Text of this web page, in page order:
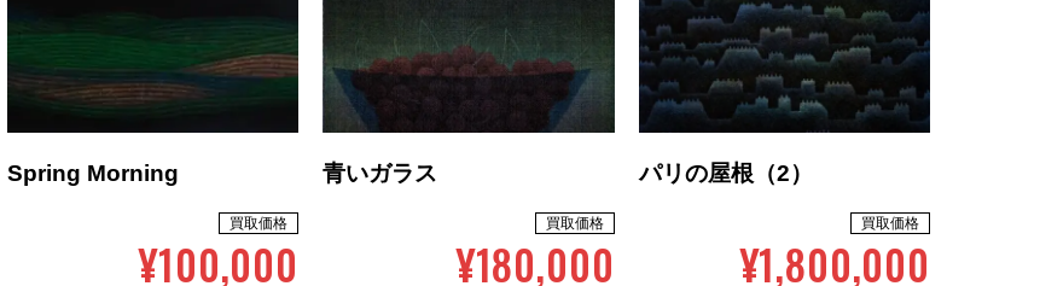
Spring Morning
買取価格
¥100,000
青いガラス
買取価格
¥180,000
パリの屋根（2）
買取価格
¥1,800,000